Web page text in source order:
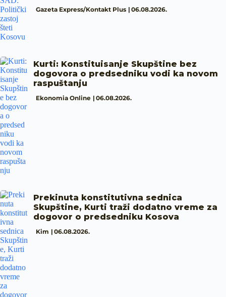
Gazeta Express/Kontakt Plus 06.08.2026.
Kurti: Konstituisanje Skupštine bez
dogovora o predsedniku vodi ka novom
raspuštanju
Ekonomia Online 06.08.2026.
Prekinuta konstitutivna sednica
Skupštine, Kurti traži dodatno vreme za
dogovor o predsedniku Kosova
Kim 06.08.2026.